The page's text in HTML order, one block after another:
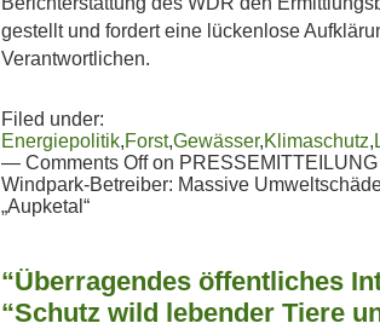
gestellt und fordert eine lückenlose
Verantwortlichen.
Filed under:
Energiepolitik,Forst,Gewässer,Klimaschutz,
— Comments Offon
Windpark-Betreiber: Massive
„Aupketal“
“Überragendes öffentliches
“Schutz wild lebender Tiere